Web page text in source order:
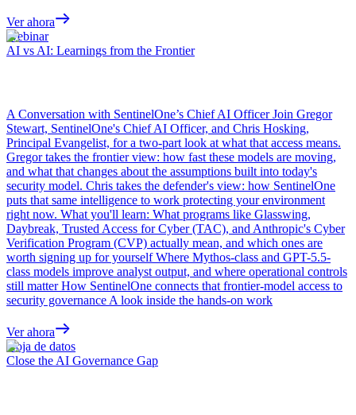
Ver ahora
Webinar
AI vs AI: Learnings from the Frontier
A Conversation with SentinelOne’s Chief AI Officer Join Gregor
Stewart, SentinelOne's Chief AI Officer, and Chris Hosking,
Principal Evangelist, for a two-part look at what that access means.
Gregor takes the frontier view: how fast these models are moving,
and what that changes about the assumptions built into today's
security model. Chris takes the defender's view: how SentinelOne
puts that same intelligence to work protecting your environment
right now. What you'll learn: What programs like Glasswing,
Daybreak, Trusted Access for Cyber (TAC), and Anthropic's Cyber
Verification Program (CVP) actually mean, and which ones are
worth signing up for yourself Where Mythos-class and GPT-5.5-
class models improve analyst output, and where operational controls
still matter How SentinelOne connects that frontier-model access to
security governance A look inside the hands-on work
Ver ahora
Hoja de datos
Close the AI Governance Gap